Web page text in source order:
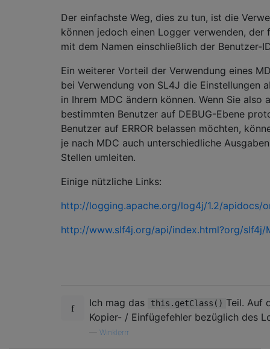
Der einfachste Weg, dies zu tun, ist die
können jedoch einen Logger verwenden, der
mit dem Namen einschließlich der Benutzer-
Ein weiterer Vorteil der Verwendung eines
bei Verwendung von SL4J die Einstellungen
in Ihrem MDC ändern können. Wenn Sie
bestimmten Benutzer auf DEBUG-Ebene
Benutzer auf ERROR belassen möchten,
je nach MDC auch unterschiedliche
Stellen umleiten.
Einige nützliche Links:
http://logging.apache.org/log4j/1.2/apidocs/
http://www.slf4j.org/api/index.html?org/slf4j/
Ich mag das this.getClass() Teil. Auf
Kopier- / Einfügefehler bezüglich des
Winklerrr